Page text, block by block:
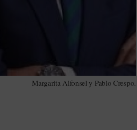
Margarita Alfonsel y Pablo Crespo.